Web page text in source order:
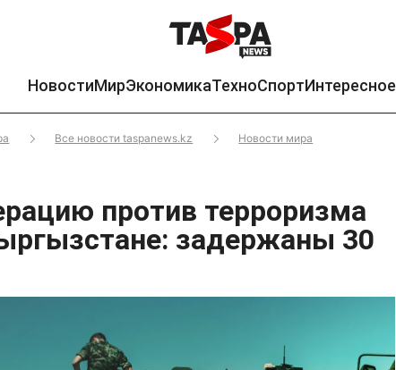
НовостиМирЭкономикаТехноСпортИнтересное
Все новости taspanews.kz Новости мира
против терроризма
задержаны 30